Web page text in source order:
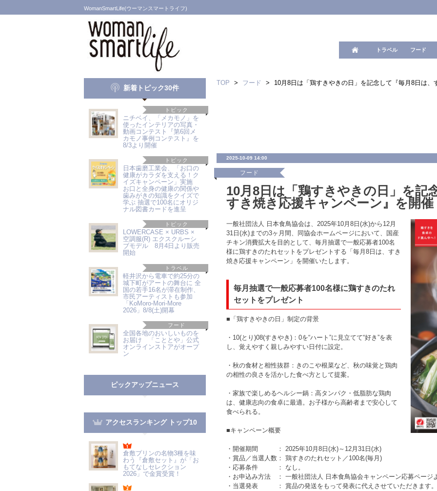
WomanSmartLife(ウーマンスマートライフ)
トラベル フード
新着トピック30件
トピック
ニチベイ、「メカモノ」を
使ったインテリアの写真・
動画コンテスト『第6回メ
カモノ事例コンテスト』を
8/3より開催
トピック
日本歯磨工業会、「お口の
健康がカラダを支える！ク
イズキャンペーン」実施
お口と全身の健康の関係や
歯みがきの知識をクイズで
学ぶ 抽選で100名にオリジ
ナル図書カードを進呈
トピック
LOWERCASE × URBS ×
空調服(R) エクスクルーシ
ブモデル 8月4日より販売
開始
トラベル
軽井沢から電車で約25分の
城下町がアートの舞台に 全
国の若手16名が滞在制作、
市民アーティストも参加
「KoMoro-Mori-More
2026」8/8(土)開幕
フード
全国各地のおいしいものを
お届け 「こととや」公式
オンラインストアがオープ
ン
ピックアップニュース
アクセスランキング トップ10
倉敷プリンの名物3種を味
わう『倉敷セット』が「お
もてなしセレクション
2026」で金賞受賞！
TOP > フード > 10月8日は「鶏すきやきの日」を記念して『毎月8日は
2025-10-09 14:00
フード
10月8日は「鶏すきやきの日」を記
すき焼き応援キャンペーン』を開催
一般社団法人 日本食鳥協会は、2025年10月8日(水)から12月
31日(水)までの3ヶ月間、同協会ホームページにおいて、国産
チキン消費拡大を目的として、毎月抽選で一般応募者100名
様に鶏すきのたれセットをプレゼントする「毎月8日は、すき
焼き応援キャンペーン」を開催いたします。
毎月抽選で一般応募者100名様に鶏すきのたれ
セットをプレゼント
■「鶏すきやきの日」制定の背景
・10(とり)08(すきやき)：0を“ハート”に見立てて“好き”を表
し、覚えやすく親しみやすい日付に設定。
・秋の食材と相性抜群：きのこや根菜など、秋の味覚と鶏肉
の相性の良さを活かした食べ方として提案。
・家族で楽しめるヘルシー鍋：高タンパク・低脂肪な鶏肉
は、健康志向の食卓に最適。お子様から高齢者まで安心して
食べられる。
■キャンペーン概要
・開催期間 ： 2025年10月8日(水)～12月31日(水)
・賞品／当選人数： 鶏すきのたれセット／100名(毎月)
・応募条件 ： なし。
・お申込み方法 ： 一般社団法人 日本食鳥協会キャンペーン応募ページ
・当選発表 ： 賞品の発送をもって発表に代えさせていただきます。